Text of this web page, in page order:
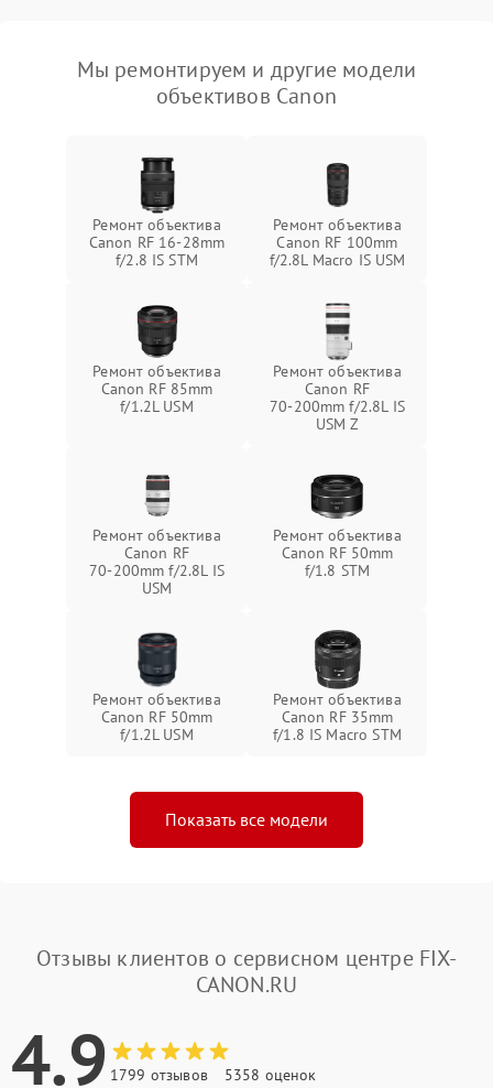
Мы ремонтируем и другие модели
объективов Canon
Ремонт объектива
Canon RF 16‑28mm
f/2.8 IS STM
Ремонт объектива
Canon RF 100mm
f/2.8L Macro IS USM
Ремонт объектива
Canon RF 85mm
f/1.2L USM
Ремонт объектива
Canon RF
70‑200mm f/2.8L IS
USM Z
Ремонт объектива
Canon RF
70‑200mm f/2.8L IS
USM
Ремонт объектива
Canon RF 50mm
f/1.8 STM
Ремонт объектива
Canon RF 50mm
f/1.2L USM
Ремонт объектива
Canon RF 35mm
f/1.8 IS Macro STM
Показать все модели
Отзывы клиентов о сервисном центре FIX-
CANON.RU
4.9 1799 отзывов 5358 оценок